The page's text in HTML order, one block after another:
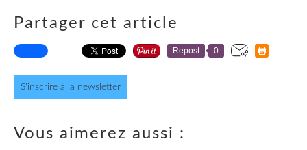
Partager cet article
Repost 0
S'inscrire à la newsletter
Vous aimerez aussi :